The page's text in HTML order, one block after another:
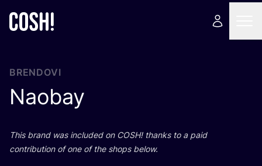
BRENDOVI
Naobay
This brand was inclu­ded on COSH! than­ks to a paid
con­tri­bu­ti­on of one of the shops below.